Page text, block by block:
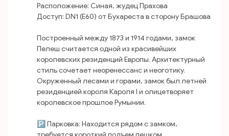
Расположение: Синая, жудец Прахова
Доступ: DN1 (E60) от Бухареста в сторону Брашова
Построенный между 1873 и 1914 годами, замок
Пелеш считается одной из красивейших
королевских резиденций Европы. Архитектурный
стиль сочетает неоренессанс и неоготику.
Окруженный лесами и горами, замок был летней
резиденцией короля Кароля I и олицетворяет
королевское прошлое Румынии.
🅿️ Парковка: Находится рядом с замком,